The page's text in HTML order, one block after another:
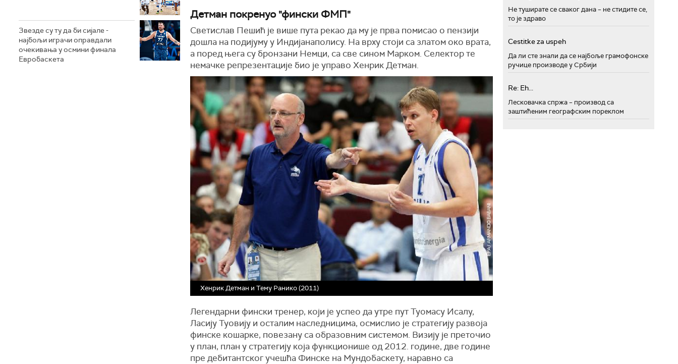
Звезде су ту да би сијале -
најбољи играчи оправдали
очекивања у осмини финала
Евробаскета
Детман покренуо "фински ФМП"
Светислав Пешић је више пута рекао да му је прва помисао о пензији
дошла на подијуму у Индијанаполису. На врху стоји са златом око врата,
а поред њега су бронзани Немци, са све сином Марком. Селектор те
немачке репрезентације био је управо Хенрик Детман.
Хенрик Детман и Тему Ранико (2011)
Легендарни фински тренер, који је успео да утре пут Туомасу Исалу,
Ласију Туовију и осталим наследницима, осмислио је стратегију развоја
финске кошарке, повезану са образовним системом. Визију је преточио
у план, план у стратегију која функционише од 2012. године, две године
пре дебитантског учешћа Финске на Мундобаскету, наравно са
Не туширате се сваког дана – не стидите се,
то је здраво
Cestitke za uspeh
Да ли сте знали да се најбоље грамофонске
ручице производе у Србији
Re: Eh...
Лесковачка спржа – производ са
заштићеним географским пореклом